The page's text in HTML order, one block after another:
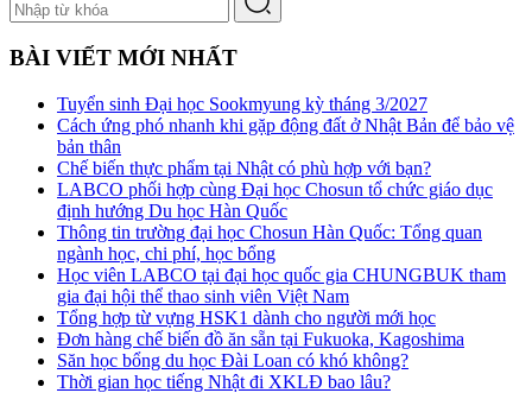
BÀI VIẾT MỚI NHẤT
Tuyển sinh Đại học Sookmyung kỳ tháng 3/2027
Cách ứng phó nhanh khi gặp động đất ở Nhật Bản để bảo vệ
bản thân
Chế biến thực phẩm tại Nhật có phù hợp với bạn?
LABCO phối hợp cùng Đại học Chosun tổ chức giáo dục
định hướng Du học Hàn Quốc
Thông tin trường đại học Chosun Hàn Quốc: Tổng quan
ngành học, chi phí, học bổng
Học viên LABCO tại đại học quốc gia CHUNGBUK tham
gia đại hội thể thao sinh viên Việt Nam
Tổng hợp từ vựng HSK1 dành cho người mới học
Đơn hàng chế biến đồ ăn sẵn tại Fukuoka, Kagoshima
Săn học bổng du học Đài Loan có khó không?
Thời gian học tiếng Nhật đi XKLĐ bao lâu?